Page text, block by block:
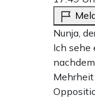
Nunja,
Ich sehe